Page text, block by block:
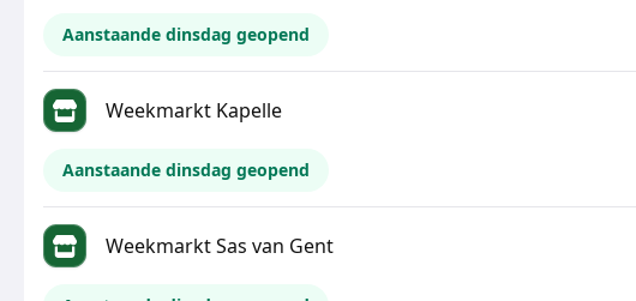
Aanstaande dinsdag geopend
Weekmarkt Kapelle
Aanstaande dinsdag geopend
Weekmarkt Sas van Gent